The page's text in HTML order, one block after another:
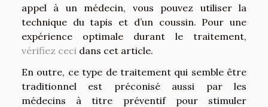
appel à un médecin, vous pouvez utiliser la
technique du tapis et d’un coussin. Pour une
expérience optimale durant le traitement,
vérifiez ceci dans cet article.
En outre, ce type de traitement qui semble être
traditionnel est préconisé aussi par les
médecins à titre préventif pour stimuler